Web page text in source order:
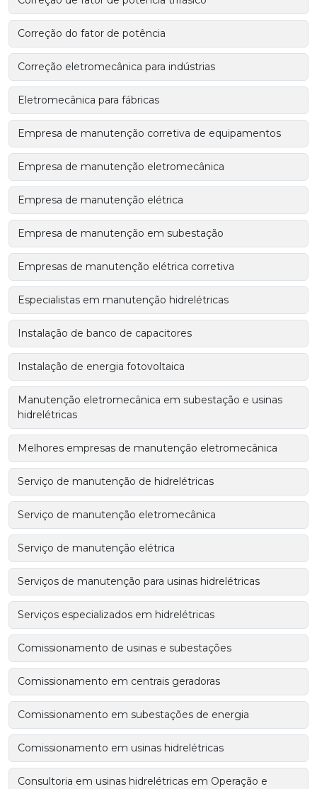
Correção do fator de potência
Correção eletromecânica para indústrias
Eletromecânica para fábricas
Empresa de manutenção corretiva de equipamentos
Empresa de manutenção eletromecânica
Empresa de manutenção elétrica
Empresa de manutenção em subestação
Empresas de manutenção elétrica corretiva
Especialistas em manutenção hidrelétricas
Instalação de banco de capacitores
Instalação de energia fotovoltaica
Manutenção eletromecânica em subestação e usinas
hidrelétricas
Melhores empresas de manutenção eletromecânica
Serviço de manutenção de hidrelétricas
Serviço de manutenção eletromecânica
Serviço de manutenção elétrica
Serviços de manutenção para usinas hidrelétricas
Serviços especializados em hidrelétricas
Comissionamento de usinas e subestações
Comissionamento em centrais geradoras
Comissionamento em subestações de energia
Comissionamento em usinas hidrelétricas
Consultoria em usinas hidrelétricas em Operação e